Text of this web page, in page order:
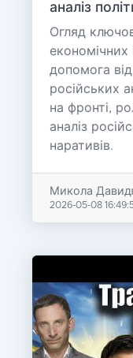
аналіз
Огляд
економічних
допомога
російських
на фронті,
аналіз
наративів.
Микола
2026-05-08